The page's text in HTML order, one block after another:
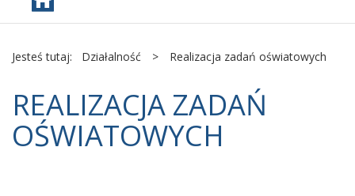
Jesteś tutaj: Działalność > Realizacja zadań oświatowych
REALIZACJA ZADAŃ
OŚWIATOWYCH